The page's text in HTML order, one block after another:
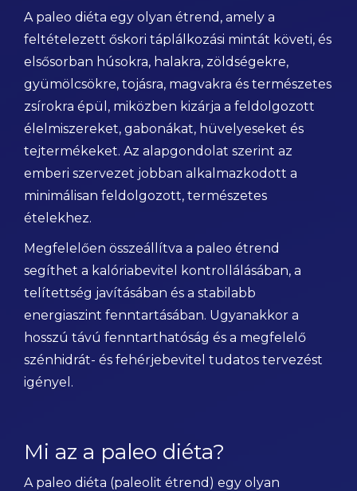
A paleo diéta egy olyan étrend, amely a
feltételezett őskori táplálkozási mintát követi, és
elsősorban húsokra, halakra, zöldségekre,
gyümölcsökre, tojásra, magvakra és természetes
zsírokra épül, miközben kizárja a feldolgozott
élelmiszereket, gabonákat, hüvelyeseket és
tejtermékeket. Az alapgondolat szerint az
emberi szervezet jobban alkalmazkodott a
minimálisan feldolgozott, természetes
ételekhez.
Megfelelően összeállítva a paleo étrend
segíthet a kalóriabevitel kontrollálásában, a
telítettség javításában és a stabilabb
energiaszint fenntartásában. Ugyanakkor a
hosszú távú fenntarthatóság és a megfelelő
szénhidrát- és fehérjebevitel tudatos tervezést
igényel.
Mi az a paleo diéta?
A paleo diéta (paleolit étrend) egy olyan